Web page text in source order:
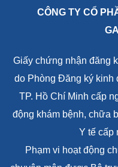
CÔNG TY CỔ
Giấy chứng nhận đăng
do Phòng Đăng ký kinh
TP. Hồ Chí Minh cấp
động khám bệnh, chữa
Y tế cấp
Phạm vi hoạt động